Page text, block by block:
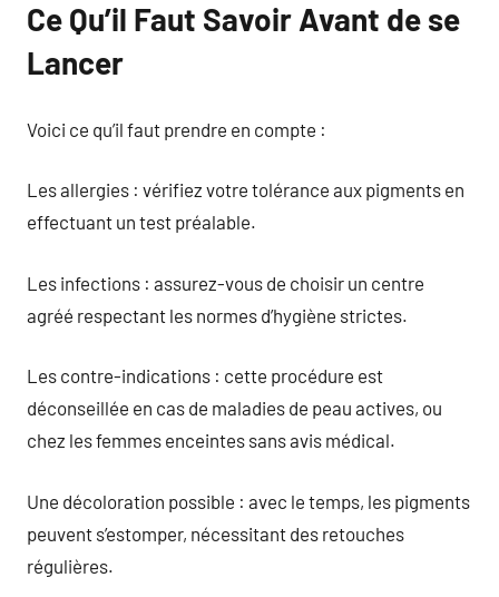
Ce Qu’il Faut Savoir Avant de se
Lancer
Voici ce qu’il faut prendre en compte :
Les allergies : vérifiez votre tolérance aux pigments en
effectuant un test préalable.
Les infections : assurez-vous de choisir un centre
agréé respectant les normes d’hygiène strictes.
Les contre-indications : cette procédure est
déconseillée en cas de maladies de peau actives, ou
chez les femmes enceintes sans avis médical.
Une décoloration possible : avec le temps, les pigments
peuvent s’estomper, nécessitant des retouches
régulières.